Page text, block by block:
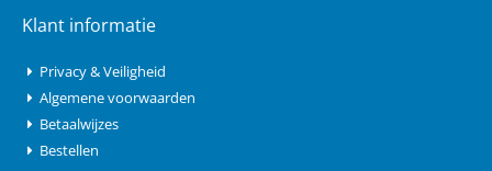
Klant informatie
Privacy & Veiligheid
Algemene voorwaarden
Betaalwijzes
Bestellen